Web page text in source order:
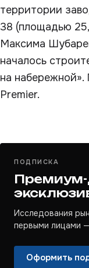
территории
38 (площадью
Максима
началось
на
Premier.
ПОДПИСКА
Премиум-
Исследования
первыми лицами
Оформить